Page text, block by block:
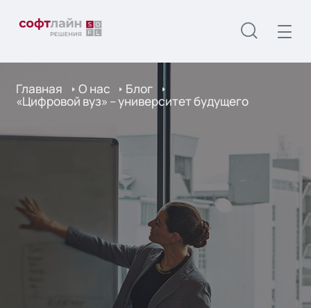
Главная О нас Блог
«Цифровой вуз» – университет будущего